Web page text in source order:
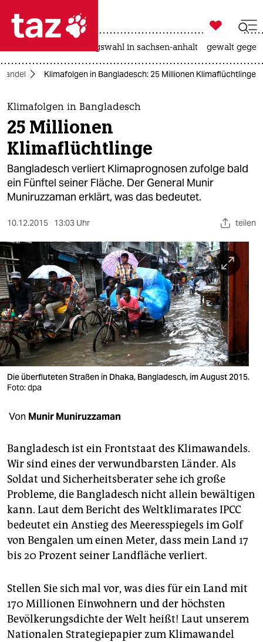
 taz zahl ich
taz zahl ich
themen
politik
öko
gesellschaft
sport
berlin
nord
wahrheit
verlag
verlag
veranstaltungen
shop
unterstützen
abo
genossenschaft
epaper login

taz zahl ich
landtagswahl in sachsen-anhalt gewalt
Klimafolgen in Bangladesch: 25 Millionen Klimaflüchtlinge
Klimafolgen in Bangladesch
25 Millionen
Klimaflüchtlinge
Bangladesch verliert Klimaprognosen zufolge bald
ein Fünftel seiner Fläche. Der General Munir
Muniruzzaman erklärt, was das bedeutet.
10.12.2015 13:03 Uhr teilen
Die überfluteten Straßen in Dhaka, Bangladesch, im August 2015.
Foto: dpa
Von Munir Muniruzzaman
Bangladesch ist ein Frontstaat des Klimawandels.
Wir sind eines der verwundbarsten Länder. Als
Soldat und Sicherheitsberater sehe ich große
Probleme, die Bangladesch nicht allein bewältigen
kann. Laut dem Bericht des Weltklimarates IPCC
bedeutet ein Anstieg des Meeresspiegels im Golf
von Bengalen um einen Meter, dass mein Land 17
bis 20 Prozent seiner Landfläche verliert.
Stellen Sie sich mal vor, was dies für ein Land mit
170 Millionen Einwohnern und der höchsten
Bevölkerungsdichte der Welt heißt! Laut unserem
Nationalen Strategiepapier zum Klimawandel